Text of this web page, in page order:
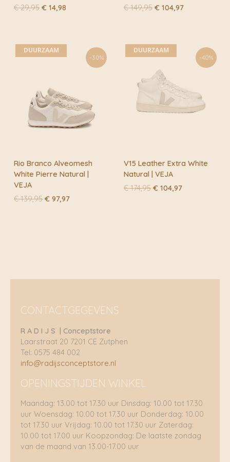
€29,95 Oorspronkelijke
€ 14,98 €149,95 Oorspronkelijke
€ 104,97Huidige
-30%
DUURZAAM
Rio Branco Alveomesh
White Pierre Natural |
VEJA
€139,95 Oorspronkelijke
€ 97,97Huidige
-40%
DUURZAAM
V15 Leather Extra White
Natural | VEJA
€174,95 Oorspronkelijke
€ 104,97Huidige
CONTACTGEGEVENS
R A D I J S | Conceptstore
Laarstraat 20 7201 CE Zutphen
Tel: 0575 484 002
info@radijsconceptstore.nl
OPENINGSTIJDEN WINKEL
Maandag: 13.00 tot 17.30 uur Dinsdag: 10.00 tot 17.30
uur Woensdag: 10.00 tot 17.30 uur Donderdag: 10.00
tot 17.30 uur Vrijdag: 10.00 tot 17.30 uur Zaterdag:
10.00 tot 17.00 uur Koopzondag: De laatste zondag
van de maand van 13.00-17.00 uur